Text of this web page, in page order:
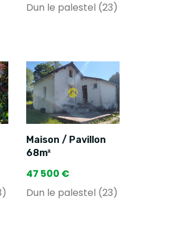
Dun le palestel (23)
Maison / Pavillon
68m²
47 500 €
Dun le palestel (23)